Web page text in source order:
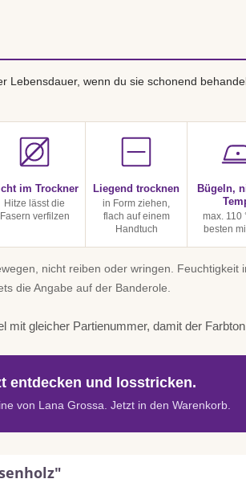
Lebensdauer, wenn du sie schonend
im Trockner
Hitze lässt die
Fasern verfilzen
Liegend trocknen
in Form ziehen,
flach auf einem
Handtuch
Bügeln,
max. 110
besten
nicht reiben oder wringen. Feuchtigkeit
die Angabe auf der Banderole.
mit gleicher Partienummer, damit der
entdecken und losstricken.
von Lana Grossa. Jetzt in den Warenkorb.